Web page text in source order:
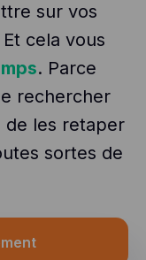
sur vos
cela vous
. Parce
rechercher
de les retaper
sortes de